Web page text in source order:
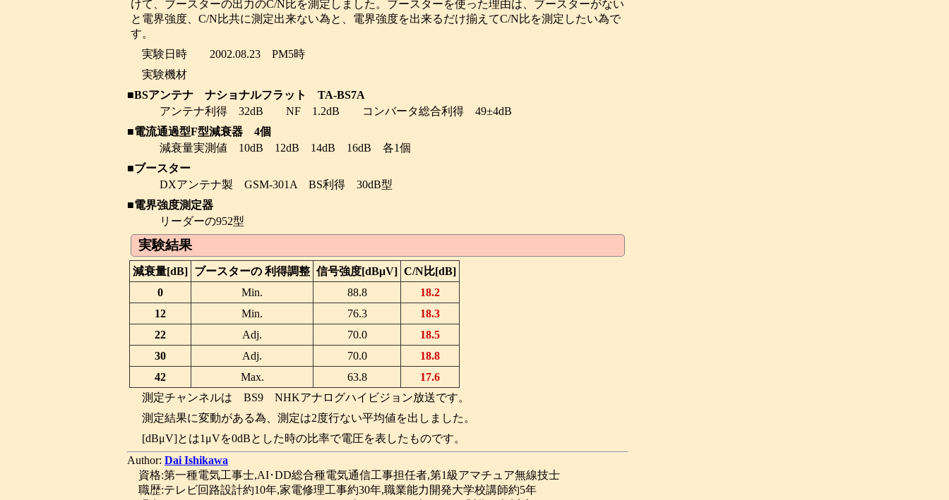
けて、ブースターの出力のC/N比を測定しました。ブースターを使った理由は、ブースターがない
と電界強度、C/N比共に測定出来ない為と、電界強度を出来るだけ揃えてC/N比を測定したい為で
す。
実験日時 2002.08.23 PM5時
実験機材
■BSアンテナ ナショナルフラット TA-BS7A
アンテナ利得 32dB NF 1.2dB コンバータ総合利得 49±4dB
■電流通過型F型減衰器 4個
減衰量実測値 10dB 12dB 14dB 16dB 各1個
■ブースター
DXアンテナ製 GSM-301A BS利得 30dB型
■電界強度測定器
リーダーの952型
実験結果
減衰量[dB] ブースターの 利得調整 信号強度[dBμV] C/N比[dB]
0
Min. 88.8
18.2
12
Min. 76.3
18.3
22
Adj. 70.0
18.5
30
Adj. 70.0
18.8
42
Max. 63.8
17.6
測定チャンネルは BS9 NHKアナログハイビジョン放送です。
測定結果に変動がある為、測定は2度行ない平均値を出しました。
[dBμV]とは1μVを0dBとした時の比率で電圧を表したものです。
Author: Dai Ishikawa
資格:第一種電気工事士,AI･DD総合種電気通信工事担任者,第1級アマチュア無線技士
職歴:テレビ回路設計約10年,家電修理工事約30年,職業能力開発大学校講師約5年